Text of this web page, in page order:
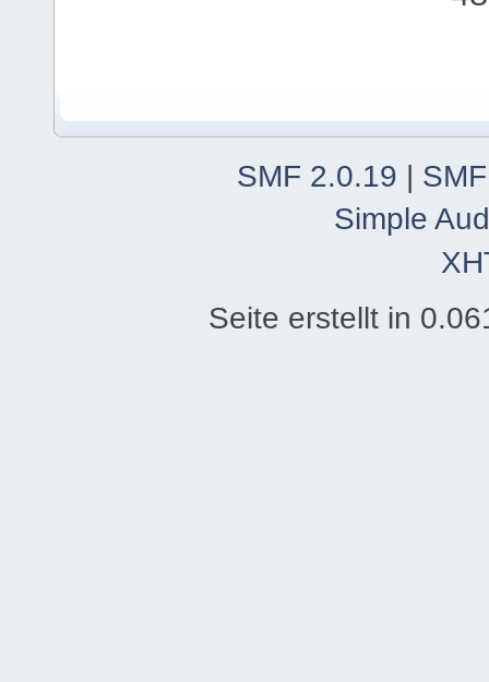
SMF 2.0.19 |
Simple
Seite erstellt in